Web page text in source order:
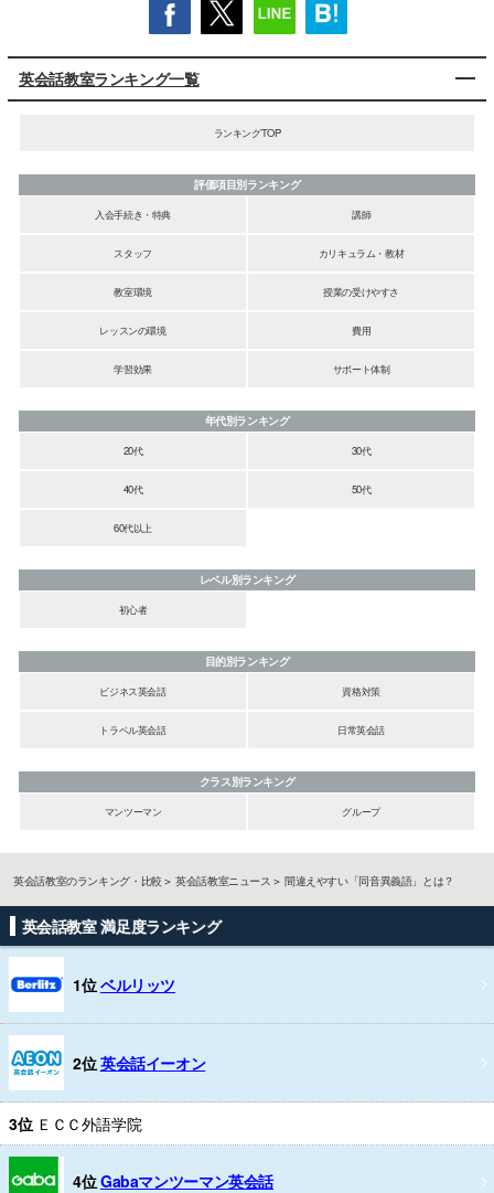
英会話教室ランキング一覧
ランキングTOP
評価項目別ランキング
入会手続き・特典
講師
スタッフ カリキュラム・教材
教室環境 授業の受けやすさ
レッスンの環境 費用
学習効果 サポート体制
年代別ランキング
20代
30代
40代 50代
60代以上
レベル別ランキング
初心者
目的別ランキング
ビジネス英会話
資格対策
トラベル英会話 日常英会話
クラス別ランキング
マンツーマン
グループ
英会話教室のランキング・比較 英会話教室ニュース 間違えやすい「同音異義語」とは？
英会話教室 満足度ランキング
1位ベルリッツ
2位英会話イーオン
3位 ＥＣＣ外語学院
4位Gabaマンツーマン英会話